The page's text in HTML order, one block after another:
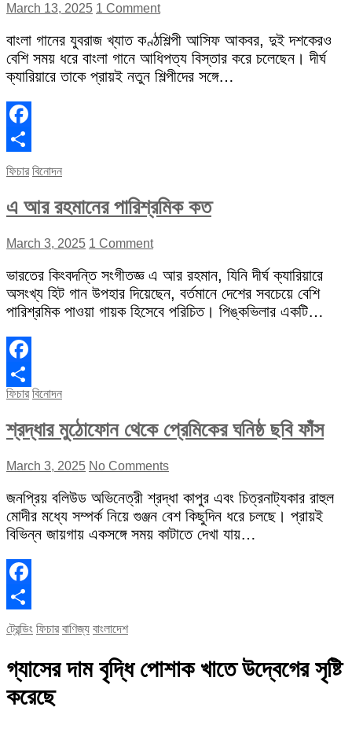
March 13, 2025 1 Comment
বাংলা গানের যুবরাজ খ্যাত কণ্ঠশিল্পী আসিফ আকবর, দুই দশকেরও
বেশি সময় ধরে বাংলা গানে আধিপত্য বিস্তার করে চলেছেন। দীর্ঘ
ক্যারিয়ারে তাকে প্রায়ই নতুন শিল্পীদের সঙ্গে…
Facebook
Share
ফিচার বিনোদন
এ আর রহমানের পারিশ্রমিক কত
March 3, 2025 1 Comment
ভারতের কিংবদন্তি সংগীতজ্ঞ এ আর রহমান, যিনি দীর্ঘ ক্যারিয়ারে
অসংখ্য হিট গান উপহার দিয়েছেন, বর্তমানে দেশের সবচেয়ে বেশি
পারিশ্রমিক পাওয়া গায়ক হিসেবে পরিচিত। পিঙ্কভিলার একটি…
Facebook
Share
ফিচার বিনোদন
শ্রদ্ধার মুঠোফোন থেকে প্রেমিকের ঘনিষ্ঠ ছবি ফাঁস
March 3, 2025 No Comments
জনপ্রিয় বলিউড অভিনেত্রী শ্রদ্ধা কাপুর এবং চিত্রনাট্যকার রাহুল
মোদীর মধ্যে সম্পর্ক নিয়ে গুঞ্জন বেশ কিছুদিন ধরে চলছে। প্রায়ই
বিভিন্ন জায়গায় একসঙ্গে সময় কাটাতে দেখা যায়…
Facebook
Share
ট্রেন্ডিং ফিচার বাণিজ্য বাংলাদেশ
গ্যাসের দাম বৃদ্ধি পোশাক খাতে উদ্বেগের সৃষ্টি
করেছে